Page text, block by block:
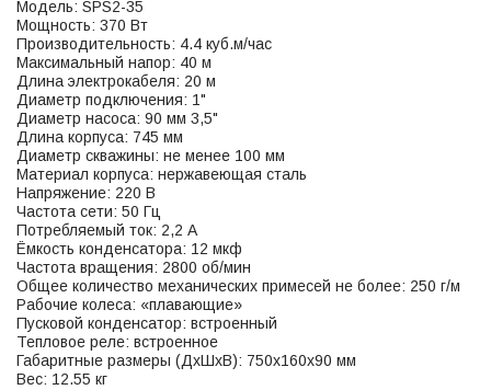
Модель: SPS2-35
Мощность: 370 Вт
Производительность: 4.4 куб.м/час
Максимальный напор: 40 м
Длина электрокабеля: 20 м
Диаметр подключения: 1"
Диаметр насоса: 90 мм 3,5"
Длина корпуса: 745 мм
Диаметр скважины: не менее 100 мм
Материал корпуса: нержавеющая сталь
Напряжение: 220 В
Частота сети: 50 Гц
Потребляемый ток: 2,2 А
Ёмкость конденсатора: 12 мкф
Частота вращения: 2800 об/мин
Общее количество механических примесей не более: 250 г/м
Рабочие колеса: «плавающие»
Пусковой конденсатор: встроенный
Тепловое реле: встроенное
Габаритные размеры (ДхШхВ): 750х160х90 мм
Вес: 12.55 кг